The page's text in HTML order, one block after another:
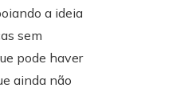
a ideia
sem
pode haver
ainda não